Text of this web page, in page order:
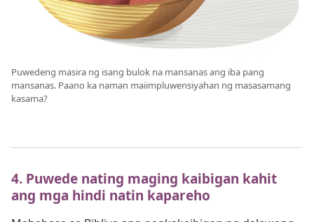
Puwedeng masira ng isang bulok na mansanas ang iba pang
mansanas. Paano ka naman maiimpluwensiyahan ng masasamang
kasama?
4. Puwede nating maging kaibigan kahit
ang mga hindi natin kapareho